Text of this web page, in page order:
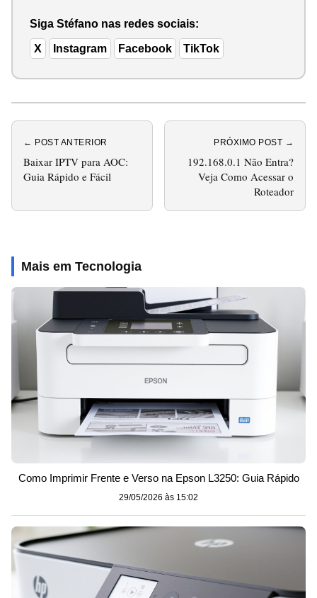
Siga Stéfano nas redes sociais:
X Instagram Facebook TikTok
← POST ANTERIOR
Baixar IPTV para AOC:
Guia Rápido e Fácil
PRÓXIMO POST →
192.168.0.1 Não Entra?
Veja Como Acessar o
Roteador
Mais em Tecnologia
Como Imprimir Frente e Verso na Epson L3250: Guia Rápido
29/05/2026 às 15:02